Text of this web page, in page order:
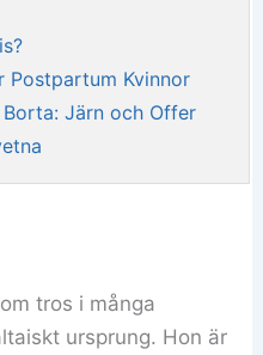
Postpartum Kvinnor
Borta: Järn och Offer
tros i många
ursprung. Hon är